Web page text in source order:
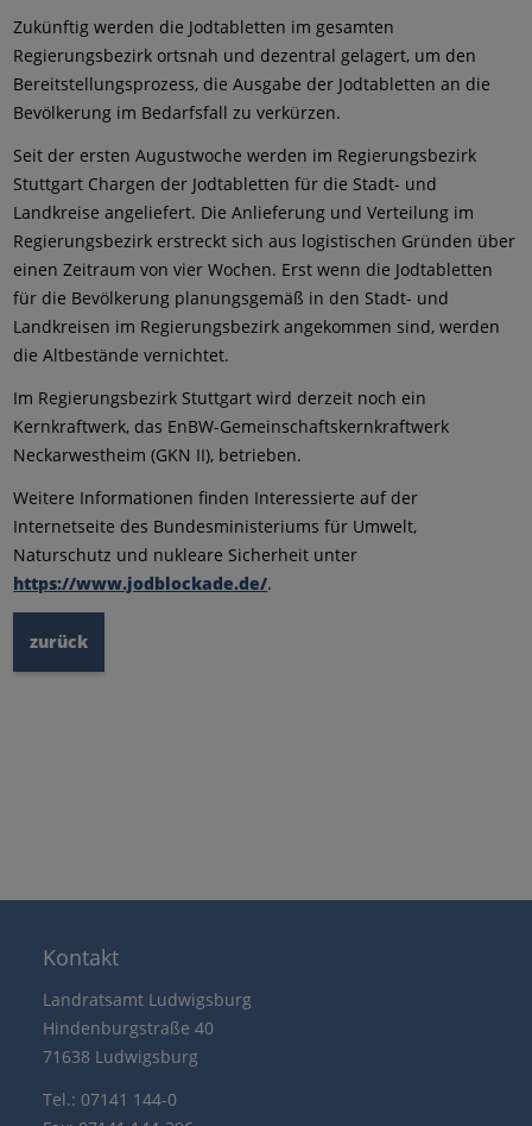
Zukünftig werden die Jodtabletten im gesamten
Regierungsbezirk ortsnah und dezentral gelagert, um den
Bereitstellungsprozess, die Ausgabe der Jodtabletten an die
Bevölkerung im Bedarfsfall zu verkürzen.
Seit der ersten Augustwoche werden im Regierungsbezirk
Stuttgart Chargen der Jodtabletten für die Stadt- und
Landkreise angeliefert. Die Anlieferung und Verteilung im
Regierungsbezirk erstreckt sich aus logistischen Gründen über
einen Zeitraum von vier Wochen. Erst wenn die Jodtabletten
für die Bevölkerung planungsgemäß in den Stadt- und
Landkreisen im Regierungsbezirk angekommen sind, werden
die Altbestände vernichtet.
Im Regierungsbezirk Stuttgart wird derzeit noch ein
Kernkraftwerk, das EnBW-Gemeinschaftskernkraftwerk
Neckarwestheim (GKN II), betrieben.
Weitere Informationen finden Interessierte auf der
Internetseite des Bundesministeriums für Umwelt,
Naturschutz und nukleare Sicherheit unter
https://www.jodblockade.de/.
zurück
Kontakt
Landratsamt Ludwigsburg
Hindenburgstraße 40
71638 Ludwigsburg
Tel.: 07141 144-0